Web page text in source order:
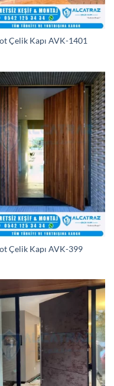
Çelik Kapı AVK-1401
Çelik Kapı AVK-399